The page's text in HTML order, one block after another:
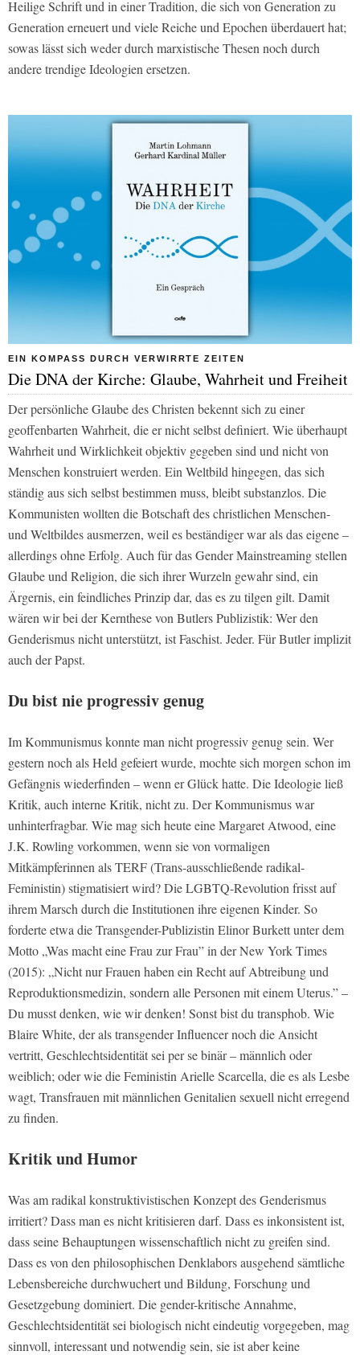
Heilige Schrift und in einer Tradition, die sich von Generation zu
Generation erneuert und viele Reiche und Epochen überdauert hat;
sowas lässt sich weder durch marxistische Thesen noch durch
andere trendige Ideologien ersetzen.
EIN KOMPASS DURCH VERWIRRTE ZEITEN
Die DNA der Kirche: Glaube, Wahrheit und Freiheit
Der persönliche Glaube des Christen bekennt sich zu einer
geoffenbarten Wahrheit, die er nicht selbst definiert. Wie überhaupt
Wahrheit und Wirklichkeit objektiv gegeben sind und nicht von
Menschen konstruiert werden. Ein Weltbild hingegen, das sich
ständig aus sich selbst bestimmen muss, bleibt substanzlos. Die
Kommunisten wollten die Botschaft des christlichen Menschen-
und Weltbildes ausmerzen, weil es beständiger war als das eigene –
allerdings ohne Erfolg. Auch für das Gender Mainstreaming stellen
Glaube und Religion, die sich ihrer Wurzeln gewahr sind, ein
Ärgernis, ein feindliches Prinzip dar, das es zu tilgen gilt. Damit
wären wir bei der Kernthese von Butlers Publizistik: Wer den
Genderismus nicht unterstützt, ist Faschist. Jeder. Für Butler implizit
auch der Papst.
Du bist nie progressiv genug
Im Kommunismus konnte man nicht progressiv genug sein. Wer
gestern noch als Held gefeiert wurde, mochte sich morgen schon im
Gefängnis wiederfinden – wenn er Glück hatte. Die Ideologie ließ
Kritik, auch interne Kritik, nicht zu. Der Kommunismus war
unhinterfragbar. Wie mag sich heute eine Margaret Atwood, eine
J.K. Rowling vorkommen, wenn sie von vormaligen
Mitkämpferinnen als TERF (Trans-ausschließende radikal-
Feministin) stigmatisiert wird? Die LGBTQ-Revolution frisst auf
ihrem Marsch durch die Institutionen ihre eigenen Kinder. So
forderte etwa die Transgender-Publizistin Elinor Burkett unter dem
Motto „Was macht eine Frau zur Frau” in der New York Times
(2015): „Nicht nur Frauen haben ein Recht auf Abtreibung und
Reproduktionsmedizin, sondern alle Personen mit einem Uterus.” –
Du musst denken, wie wir denken! Sonst bist du transphob. Wie
Blaire White, der als transgender Influencer noch die Ansicht
vertritt, Geschlechtsidentität sei per se binär – männlich oder
weiblich; oder wie die Feministin Arielle Scarcella, die es als Lesbe
wagt, Transfrauen mit männlichen Genitalien sexuell nicht erregend
zu finden.
Kritik und Humor
Was am radikal konstruktivistischen Konzept des Genderismus
irritiert? Dass man es nicht kritisieren darf. Dass es inkonsistent ist,
dass seine Behauptungen wissenschaftlich nicht zu greifen sind.
Dass es von den philosophischen Denklabors ausgehend sämtliche
Lebensbereiche durchwuchert und Bildung, Forschung und
Gesetzgebung dominiert. Die gender-kritische Annahme,
Geschlechtsidentität sei biologisch nicht eindeutig vorgegeben, mag
sinnvoll, interessant und notwendig sein, sie ist aber keine